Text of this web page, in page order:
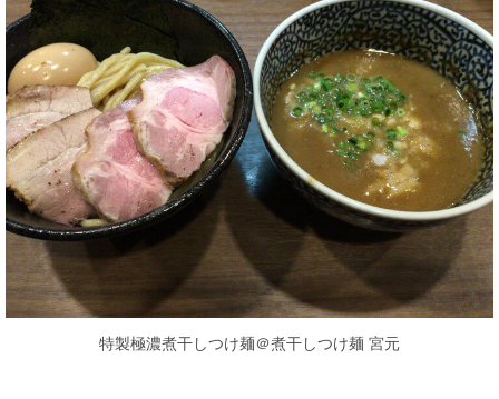
特製極濃煮干しつけ麺＠煮干しつけ麺 宮元